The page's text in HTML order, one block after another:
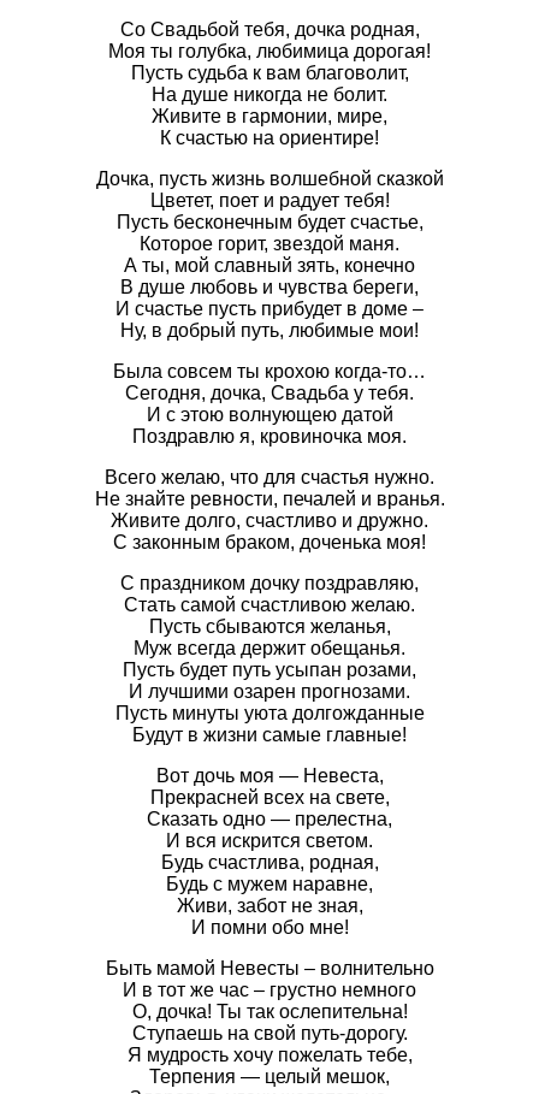
Со Свадьбой тебя, дочка родная,
Моя ты голубка, любимица дорогая!
Пусть судьба к вам благоволит,
На душе никогда не болит.
Живите в гармонии, мире,
К счастью на ориентире!
Дочка, пусть жизнь волшебной сказкой
Цветет, поет и радует тебя!
Пусть бесконечным будет счастье,
Которое горит, звездой маня.
А ты, мой славный зять, конечно
В душе любовь и чувства береги,
И счастье пусть прибудет в доме –
Ну, в добрый путь, любимые мои!
Была совсем ты крохою когда-то…
Сегодня, дочка, Свадьба у тебя.
И с этою волнующею датой
Поздравлю я, кровиночка моя.
Всего желаю, что для счастья нужно.
Не знайте ревности, печалей и вранья.
Живите долго, счастливо и дружно.
С законным браком, доченька моя!
С праздником дочку поздравляю,
Стать самой счастливою желаю.
Пусть сбываются желанья,
Муж всегда держит обещанья.
Пусть будет путь усыпан розами,
И лучшими озарен прогнозами.
Пусть минуты уюта долгожданные
Будут в жизни самые главные!
Вот дочь моя — Невеста,
Прекрасней всех на свете,
Сказать одно — прелестна,
И вся искрится светом.
Будь счастлива, родная,
Будь с мужем наравне,
Живи, забот не зная,
И помни обо мне!
Быть мамой Невесты – волнительно
И в тот же час – грустно немного
О, дочка! Ты так ослепительна!
Ступаешь на свой путь-дорогу.
Я мудрость хочу пожелать тебе,
Терпения — целый мешок,